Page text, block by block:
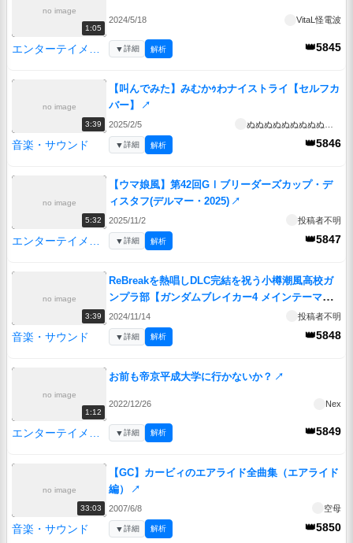
no image
1:05
2024/5/18 VitaL怪電波
エンターテイメント 👑5845
▼詳細 解析
no image
3:39
【叫んでみた】みむかｩわナイストライ【セルフカ
バー】
↗
2025/2/5
音楽・サウンド 👑5846
▼詳細 解析
no image
5:32
【ウマ娘風】第42回GⅠブリーダーズカップ・デ
ィスタフ(デルマー・2025) ↗
2025/11/2 投稿者不明
エンターテイメント 👑5847
▼詳細 解析
no image
3:39
ReBreakを熱唱しDLC完結を祝う小樽潮風高校ガ
ンプラ部【ガンダムブレイカー4 メインテーマ】
↗
2024/11/14 投稿者不明
音楽・サウンド 👑5848
▼詳細 解析
no image
1:12
お前も帝京平成大学に行かないか？ ↗
2022/12/26 Nex
👑5849
▼詳細 解析
no image
33:03
【GC】カービィのエアライド全曲集（エアライド
編）
↗
2007/6/8 空母
音楽・サウンド 👑5850
▼詳細 解析